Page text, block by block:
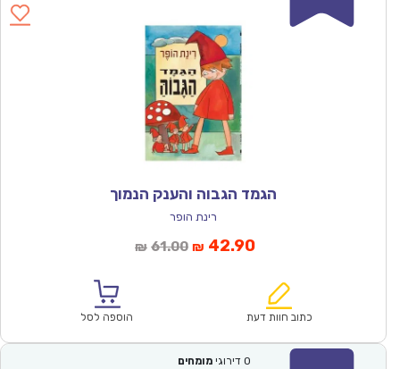
הגמד הגבוה והענק הנמוך
רינת הופר
₪ 61.00המחיר
₪61.00.
₪ 42.90המחיר
הוא:
כתוב חוות דעת הוספה לסל
0 דירוגי מומחים